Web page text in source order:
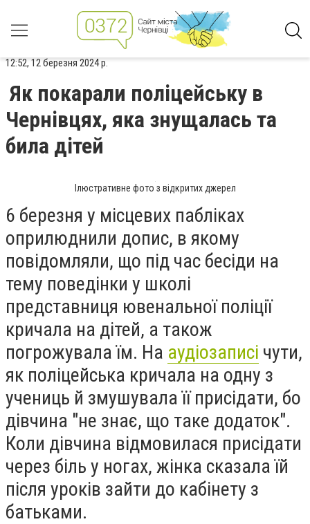
12:52, 12 березня 2024 р.
Як покарали поліцейську в
Чернівцях, яка знущалась та
била дітей
Ілюстративне фото з відкритих джерел
6 березня у місцевих пабліках
оприлюднили допис, в якому
повідомляли, що під час бесіди на
тему поведінки у школі
представниця ювенальної поліції
кричала на дітей, а також
погрожувала їм. На аудіозаписі чути,
як поліцейська кричала на одну з
учениць й змушувала її присідати, бо
дівчина "не знає, що таке додаток".
Коли дівчина відмовилася присідати
через біль у ногах, жінка сказала їй
після уроків зайти до кабінету з
батьками.